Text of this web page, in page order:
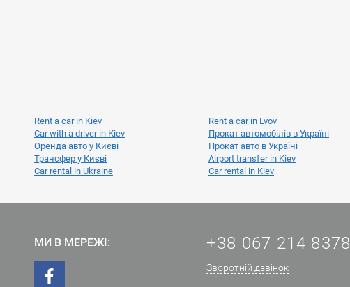
Rent a car in Kiev
Rent a car in Lvov
Car with a driver in Kiev
Прокат автомобілів в Україні
Оренда авто у Києві
Прокат авто в Україні
Трансфер у Києві
Airport transfer in Kiev
Car rental in Ukraine Car rental in Kiev
МИ В МЕРЕЖІ: +38 067 214 8378
Зворотній дзвінок